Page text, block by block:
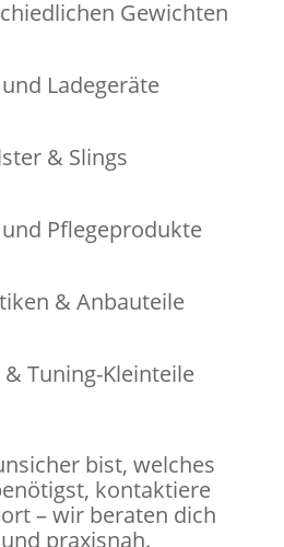
Gewichten
Ladegeräte
& Slings
Pflegeprodukte
& Anbauteile
& Tuning-Kleinteile
bist, welches
kontaktiere
– wir beraten dich
praxisnah.